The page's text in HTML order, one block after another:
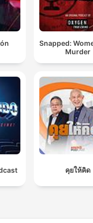
Snapped:
Murder
คุยให้คิด